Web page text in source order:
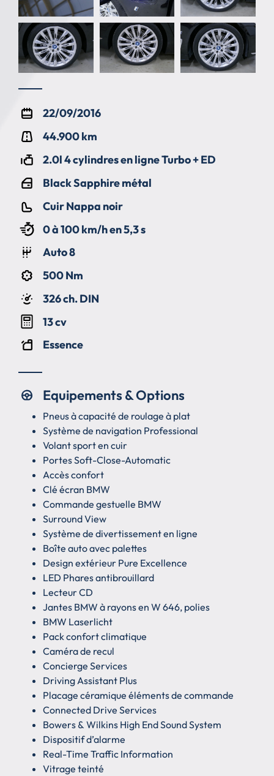
22/09/2016
44.900 km
2.0l 4 cylindres en ligne Turbo + ED
Black Sapphire métal
Cuir Nappa noir
0 à 100 km/h en 5,3 s
Auto 8
500 Nm
326 ch. DIN
13 cv
Essence
Equipements & Options
Pneus à capacité de roulage à plat
Système de navigation Professional
Volant sport en cuir
Portes Soft-Close-Automatic
Accès confort
Clé écran BMW
Commande gestuelle BMW
Surround View
Système de divertissement en ligne
Boîte auto avec palettes
Design extérieur Pure Excellence
LED Phares antibrouillard
Lecteur CD
Jantes BMW à rayons en W 646, polies
BMW Laserlicht
Pack confort climatique
Caméra de recul
Concierge Services
Driving Assistant Plus
Placage céramique éléments de commande
Connected Drive Services
Bowers & Wilkins High End Sound System
Dispositif d’alarme
Real-Time Traffic Information
Vitrage teinté